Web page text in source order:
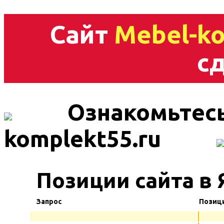
Сайт Mebel-
komplekt55.ru
Позиции сайта
Запрос